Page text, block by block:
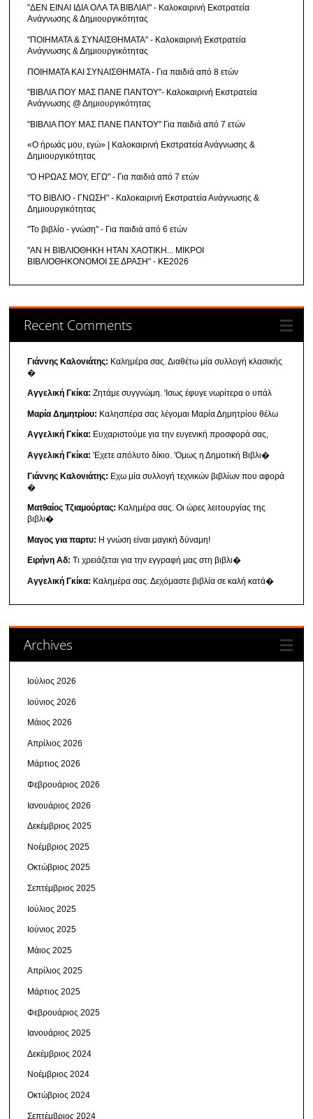
"ΔΕΝ ΕΙΝΑΙ ΙΔΙΑ ΟΛΑ ΤΑ ΒΙΒΛΙΑ!" - Καλοκαιρινή Εκστρατεία
Ανάγνωσης & Δημιουργικότητας
"ΠΟΙΗΜΑΤΑ & ΣΥΝΑΙΣΘΗΜΑΤΑ" - Καλοκαιρινή Εκστρατεία
Ανάγνωσης & Δημιουργικότητας
ΠΟΙΗΜΑΤΑ ΚΑΙ ΣΥΝΑΙΣΘΗΜΑΤΑ - Για παιδιά από 8 ετών
"ΒΙΒΛΙΑ ΠΟΥ ΜΑΣ ΠΑΝΕ ΠΑΝΤΟΥ"- Καλοκαιρινή Εκστρατεία
Ανάγνωσης @ Δημιουργικότητας
"ΒΙΒΛΙΑ ΠΟΥ ΜΑΣ ΠΑΝΕ ΠΑΝΤΟΥ" Για παιδιά από 7 ετών
«Ο ήρωάς μου, εγώ» | Καλοκαιρινή Εκστρατεία Ανάγνωσης &
Δημιουργικότητας
"Ο ΗΡΩΑΣ ΜΟΥ, ΕΓΩ" - Για παιδιά από 7 ετών
"ΤΟ ΒΙΒΛΙΟ - ΓΝΩΣΗ" - Καλοκαιρινή Εκστρατεία Ανάγνωσης &
Δημιουργικότητας
"Το βιβλίο - γνώση" - Για παιδιά από 6 ετών
"ΑΝ Η ΒΙΒΛΙΟΘΗΚΗ ΗΤΑΝ ΧΑΟΤΙΚΗ... ΜΙΚΡΟΙ
ΒΙΒΛΙΟΘΗΚΟΝΟΜΟΙ ΣΕ ΔΡΑΣΗ" - ΚΕ2026
Recent Comments
Γιάννης Καλονιάτης: Καλημέρα σας. Διαθέτω μία συλλογή κλασικής
�
Αγγελική Γκίκα: Ζητάμε συγγνώμη. 'Ισως έφυγε νωρίτερα ο υπάλ
Μαρία Δημητρίου: Καλησπέρα σας λέγομαι Μαρία Δημητρίου θέλω
Αγγελική Γκίκα: Ευχαριστούμε για την ευγενική προσφορά σας,
Αγγελική Γκίκα: 'Εχετε απόλυτο δίκιο. 'Ομως η Δημοτική Βιβλι�
Γιάννης Καλονιάτης: Εχω μία συλλογή τεχνικών βιβλίων που αφορά
�
Ματθαίος Τζιαμούρτας: Καλημέρα σας. Οι ώρες λειτουργίας της
βιβλι�
Μαγος για παρτυ: Η γνώση είναι μαγική δύναμη!
Ειρήνη Αδ: Τι χρειάζεται για την εγγραφή μας στη βιβλι�
Αγγελική Γκίκα: Καλημέρα σας. Δεχόμαστε βιβλία σε καλή κατά�
Archives
Ιούλιος 2026
Ιούνιος 2026
Μάιος 2026
Απρίλιος 2026
Μάρτιος 2026
Φεβρουάριος 2026
Ιανουάριος 2026
Δεκέμβριος 2025
Νοέμβριος 2025
Οκτώβριος 2025
Σεπτέμβριος 2025
Ιούλιος 2025
Ιούνιος 2025
Μάιος 2025
Απρίλιος 2025
Μάρτιος 2025
Φεβρουάριος 2025
Ιανουάριος 2025
Δεκέμβριος 2024
Νοέμβριος 2024
Οκτώβριος 2024
Σεπτέμβριος 2024